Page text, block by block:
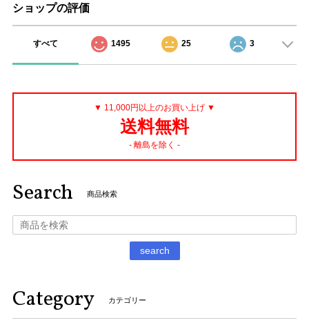
ショップの評価
すべて 1495 25 3
▼ 11,000円以上のお買い上げ ▼
送料無料
- 離島を除く -
Search 商品検索
search
Category カテゴリー